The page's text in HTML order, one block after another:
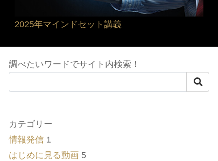
2025年マインドセット講義
調べたいワードでサイト内検索！
カテゴリー
情報発信 1
はじめに見る動画 5